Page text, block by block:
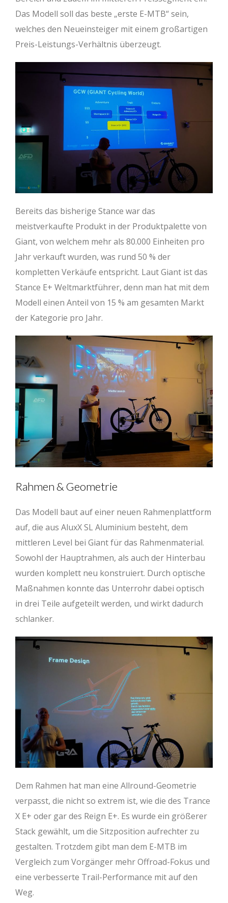
Das Modell soll das beste „erste E-MTB“ sein,
welches den Neueinsteiger mit einem großartigen
Preis-Leistungs-Verhältnis überzeugt.
Bereits das bisherige Stance war das
meistverkaufte Produkt in der Produktpalette von
Giant, von welchem mehr als 80.000 Einheiten pro
Jahr verkauft wurden, was rund 50 % der
kompletten Verkäufe entspricht. Laut Giant ist das
Stance E+ Weltmarktführer, denn man hat mit dem
Modell einen Anteil von 15 % am gesamten Markt
der Kategorie pro Jahr.
Rahmen & Geometrie
Das Modell baut auf einer neuen Rahmenplattform
auf, die aus AluxX SL Aluminium besteht, dem
mittleren Level bei Giant für das Rahmenmaterial.
Sowohl der Hauptrahmen, als auch der Hinterbau
wurden komplett neu konstruiert. Durch optische
Maßnahmen konnte das Unterrohr dabei optisch
in drei Teile aufgeteilt werden, und wirkt dadurch
schlanker.
Dem Rahmen hat man eine Allround-Geometrie
verpasst, die nicht so extrem ist, wie die des Trance
X E+ oder gar des Reign E+. Es wurde ein größerer
Stack gewählt, um die Sitzposition aufrechter zu
gestalten. Trotzdem gibt man dem E-MTB im
Vergleich zum Vorgänger mehr Offroad-Fokus und
eine verbesserte Trail-Performance mit auf den
Weg.